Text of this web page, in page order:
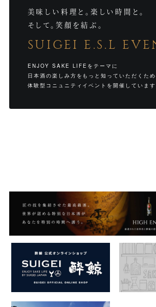
美味しい料理と。楽しい時間と。
そして。笑顔を結ぶ。
SUIGEI E.S.L
ENJOY SAKE LIFEをテーマに
日本酒の楽しみ方をもっと知っていただくた
体験型コニュニティイベントを開催しています